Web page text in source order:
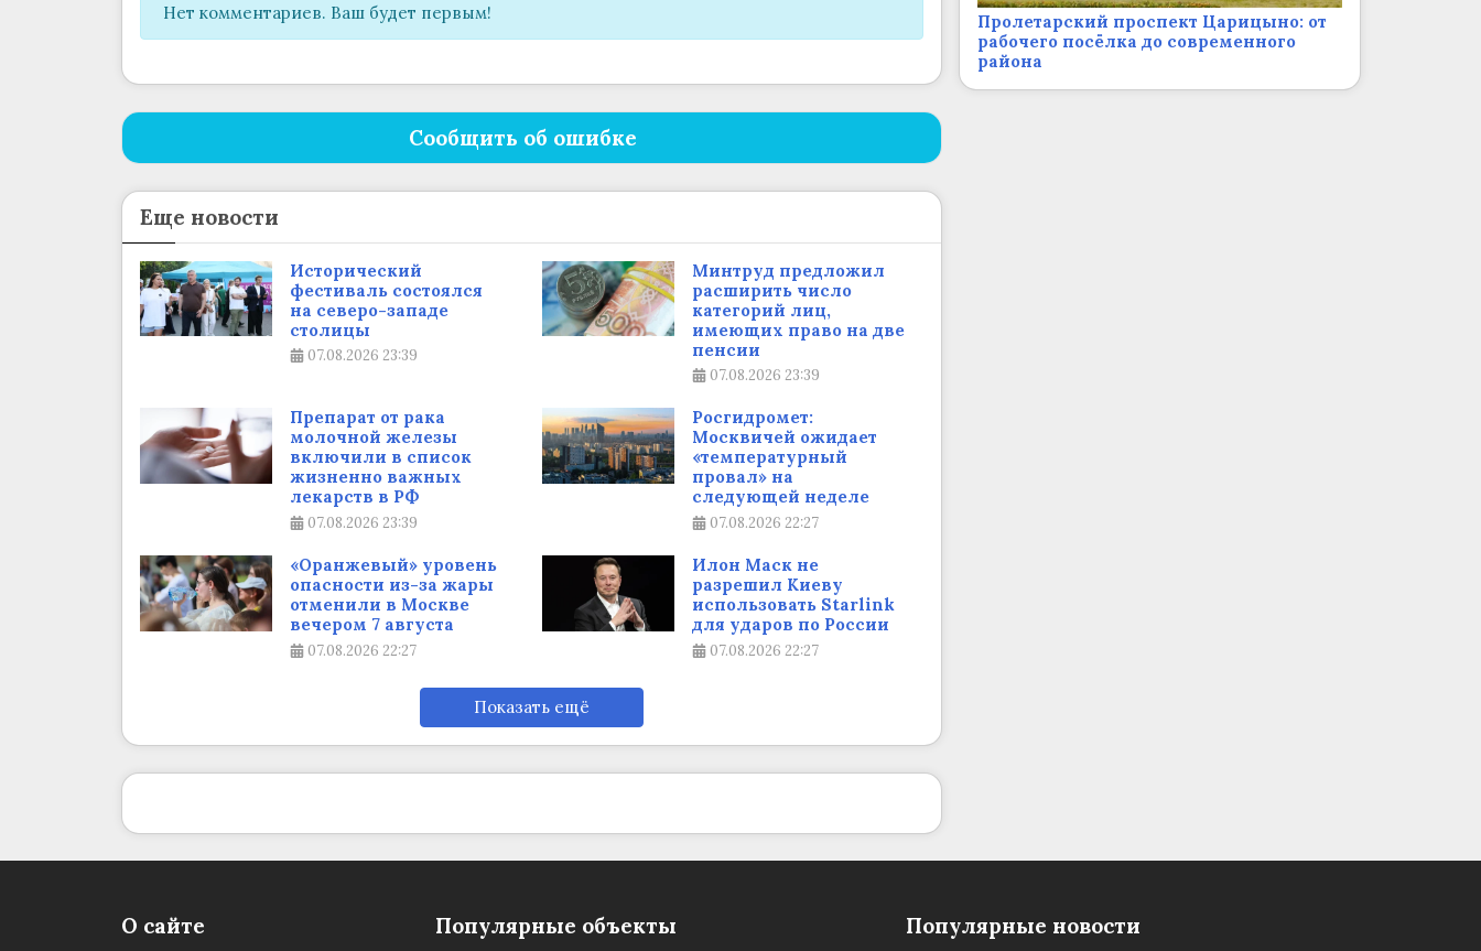
Нет комментариев. Ваш будет первым!
Сообщить об ошибке
Еще новости
Исторический
фестиваль состоялся
на северо-западе
столицы
07.08.2026 23:39
Минтруд предложил
расширить число
категорий лиц,
имеющих право на две
пенсии
07.08.2026 23:39
Препарат от рака
молочной железы
включили в список
жизненно важных
лекарств в РФ
07.08.2026 23:39
Росгидромет:
Москвичей ожидает
«температурный
провал» на
следующей неделе
07.08.2026 22:27
«Оранжевый» уровень
опасности из-за жары
отменили в Москве
вечером 7 августа
07.08.2026 22:27
Илон Маск не
разрешил Киеву
использовать Starlink
для ударов по России
07.08.2026 22:27
Показать ещё
Пролетарский проспект Царицыно: от
рабочего посёлка до современного
района
О сайте Популярные объекты Популярные новости